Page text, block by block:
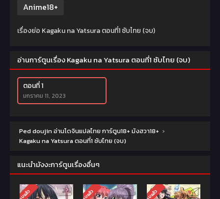
Anime18+
เรื่องย่อ Kagaku na Yatsura ตอนที่1 ซับไทย (จบ)
อ่านการ์ตูนเรื่อง Kagaku na Yatsura ตอนที่1 ซับไทย (จบ)
ตอนที่ 1
มกราคม 11, 2023
Ped doujin อ่านโดจินแปลไทย การ์ตูน18+ มังฮวา18+ ›
Kagaku na Yatsura ตอนที่1 ซับไทย (จบ)
แนะนำมังงะการ์ตูนเรื่องอื่นๆ
จบแล้ว จบแล้ว จบแล้ว